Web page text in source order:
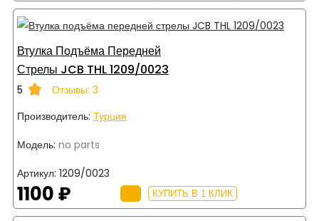
Втулка Подъёма Передней
Стрелы JCB THL 1209/0023
5
Отзывы: 3
Производитель: Турция
Модель: no parts
Артикул: 1209/0023
1100 ₽ КУПИТЬ В 1 КЛИК